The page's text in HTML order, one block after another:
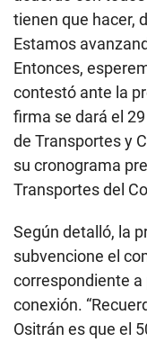
tienen que hacer,
Estamos
Entonces,
contestó ante la
firma se dará el
de Transportes y
su cronograma
Transportes del
Según detalló, la
subvencione el
correspondiente
conexión.
Ositrán es que el